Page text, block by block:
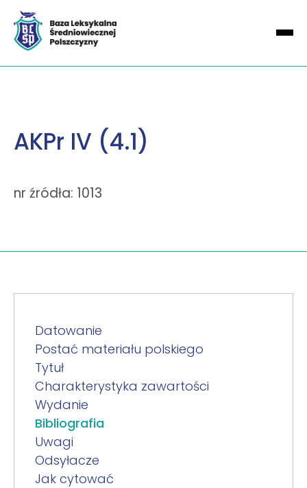
AKPr IV (4.1)
nr źródła: 1013
Datowanie
Postać materiału polskiego
Tytuł
Charakterystyka zawartości
Wydanie
Bibliografia
Uwagi
Odsyłacze
Jak cytować